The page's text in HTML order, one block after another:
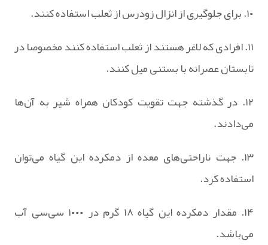
۱۰. برای جلوگیری از انزال زودرس از ثعلب استفاده کنند.
۱۱. افرادی که لاغر هستند از ثعلب استفاده کنند مخصوصا در
تابستان عصرانه با بستنی میل کنند.
۱۲. در گذشته جهت تقویت کودکان همراه شیر به آن‌ها
می‌دادند.
۱۳. جهت ناراحتی‌های معده از دمکرده این گیاه می‌توان
استفاده کرد.
۱۴. مقدار دمکرده این گیاه ۱۸ گرم در ۱۰۰۰ سی‌سی آب
می‌باشد.